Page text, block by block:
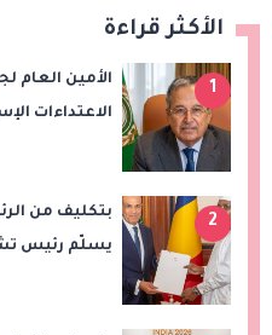
الأكثر قراءة
1
الأمين العام
الاعتداءات
2
بتكليف من
يسلّم رئيس